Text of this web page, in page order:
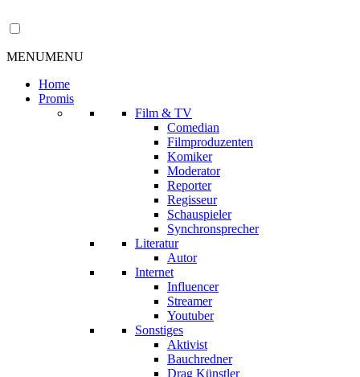
MENUMENU
Home
Promis
Film & TV
Comedian
Filmproduzenten
Komiker
Moderator
Reporter
Regisseur
Schauspieler
Synchronsprecher
Literatur
Autor
Internet
Influencer
Streamer
Youtuber
Sonstiges
Aktivist
Bauchredner
Drag Künstler